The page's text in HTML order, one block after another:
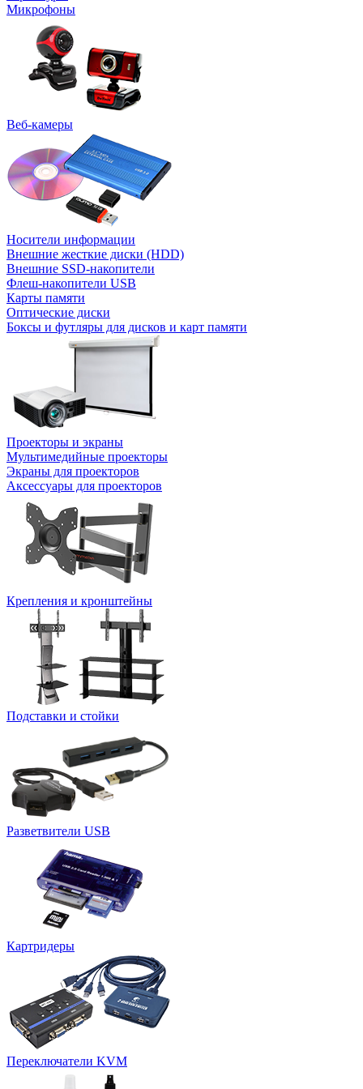
Микрофоны
Веб-камеры
Носители информации
Внешние жесткие диски (HDD)
Внешние SSD-накопители
Флеш-накопители USB
Карты памяти
Оптические диски
Боксы и футляры для дисков и карт памяти
Проекторы и экраны
Мультимедийные проекторы
Экраны для проекторов
Аксессуары для проекторов
Крепления и кронштейны
Подставки и стойки
Разветвители USB
Картридеры
Переключатели KVM